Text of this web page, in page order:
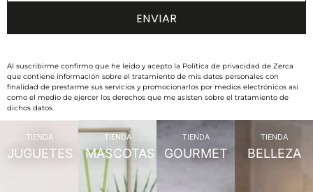
Al suscribirme confirmo que he leído y acepto la Política de privacidad de Zerca
que contiene información sobre el tratamiento de mis datos personales con
finalidad de prestarme sus servicios y promocionarlos por medios electrónicos así
como el medio de ejercer los derechos que me asisten sobre el tratamiento de
dichos datos.
TIENDA
JUGUETES
TIENDA
MASCOTAS
TIENDA
GOURMET
TIENDA
BELLEZA